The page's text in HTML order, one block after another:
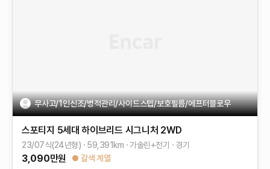
무사고/1인신조/병적관리/사이드스텝/보호필름/에프터블로우
스포티지 5세대 하이브리드 시그니처 2WD
23/07식(24년형) 59,391km 가솔린+전기 경기
3,090만원 갈색 계열